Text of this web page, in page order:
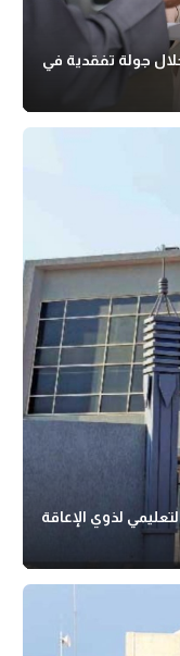
جولة تفقدية في
لذوي الإعاقة